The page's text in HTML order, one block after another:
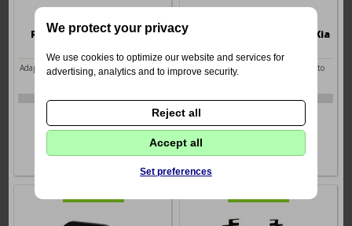
Ramecek autoradia Ford
Adaptér 1DIN/2DIN rádia FORD Ranger
(95-09) / MAZDA B (94-06)
2-372537 D
Ramecek 2DIN autoradia Kia
Adaptér 2DIN autorádia KIA Sorento
(2003-2006) / Rio (2002-2005)
2-372835
We protect your privacy
We use cookies to optimize our website and services for
advertising, analytics and to improve security.
Reject all
Accept all
Set preferences